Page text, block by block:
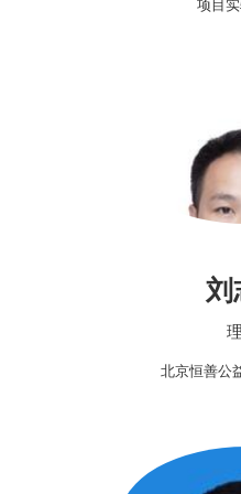
项目
刘
北京恒善公